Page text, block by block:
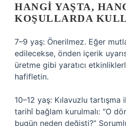
HANGI YAŞTA,
KOŞULLARDA
7–9 yaş: Önerilmez. Eğer
edilecekse, önden içerik
üretme gibi yaratıcı
hafifletin.
10–12 yaş: Kılavuzlu
tarihî bağlam kurulmalı: “O
bugün neden değişti?”